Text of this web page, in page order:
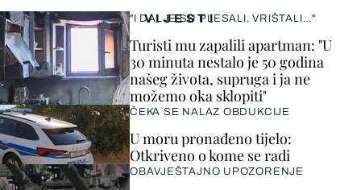
VIJESTI
"I DALJE SU PLESALI, VRIŠTALI..."
Turisti mu zapalili apartman: "U
30 minuta nestalo je 50 godina
našeg života, supruga i ja ne
možemo oka sklopiti"
ČEKA SE NALAZ OBDUKCIJE
U moru pronađeno tijelo:
Otkriveno o kome se radi
OBAVJEŠTAJNO UPOZORENJE